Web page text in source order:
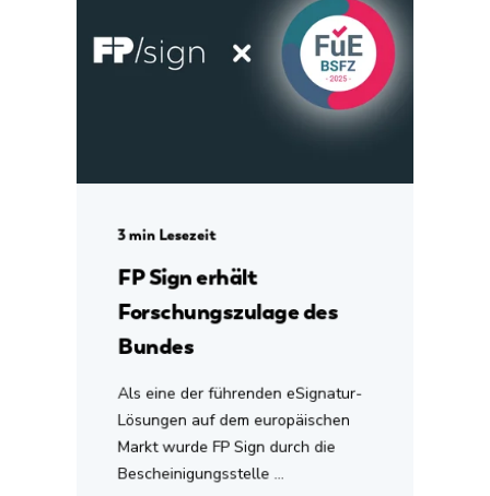
3 min Lesezeit
FP Sign erhält
Forschungszulage des
Bundes
Als eine der führenden eSignatur-
Lösungen auf dem europäischen
Markt wurde FP Sign durch die
Bescheinigungsstelle ...